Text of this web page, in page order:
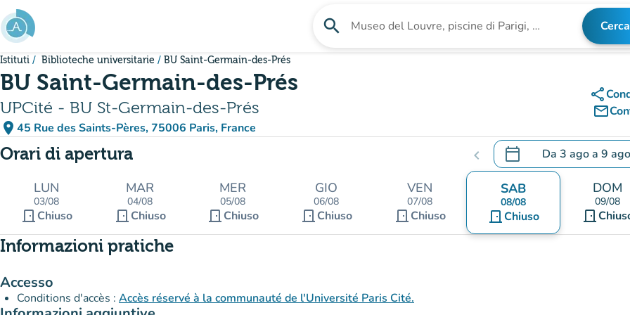
Vai al contenuto principale
search Cerca una struttura Cerca
Istituti Biblioteche universitarie BU Saint-Germain-des-Prés
BU Saint-Germain-des-Prés
UPCité - BU St-Germain-des-Prés
place 45 Rue des Saints-Pères, 75006 Paris, France
(apri in Google Maps)
(nuova scheda)
share
mail_outline
Orari di apertura chevron_left calendar_today Da 3 agoa 9 ago
.Aprire il calendario per
LUN
03/08
door_front Chiuso
MAR
04/08
door_front Chiuso
MER
05/08
door_front Chiuso
GIO
06/08
door_front Chiuso
VEN
07/08
door_front Chiuso
SAB
08/08
door_frontChiuso
DOM
09/08
door_front
Informazioni pratiche
Accesso
Conditions d'accès : Accès réservé à la communauté de l'Université Paris Cité.